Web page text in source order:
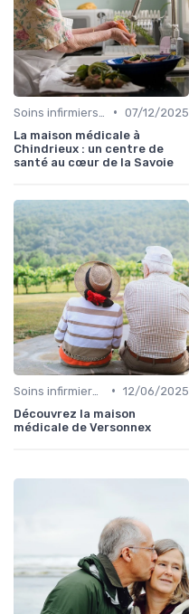
• 07/12/2025
La maison médicale à
Chindrieux : un centre de
santé au cœur de la Savoie
• 12/06/2025
Découvrez la maison
médicale de Versonnex